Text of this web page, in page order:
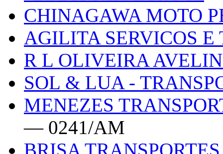
CHINAGAWA MOTO
AGILITA SERVICOS E
R L OLIVEIRA
SOL & LUA -
MENEZES
— 0241/AM
BRISA